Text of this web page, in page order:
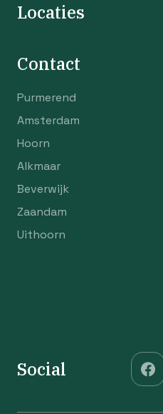
Locaties
Contact
Purmerend
Amsterdam
Hoorn
Alkmaar
Beverwijk
Zaandam
Uithoorn
Social